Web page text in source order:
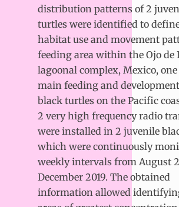
distribution patterns of 2
turtles were identified to
habitat use and movement
feeding area within the Ojo de
lagoonal complex, Mexico,
main feeding and
black turtles on the Pacific
2 very high frequency radio
were installed in 2 juvenile
which were continuously
weekly intervals from August
December 2019. The obtained
information allowed